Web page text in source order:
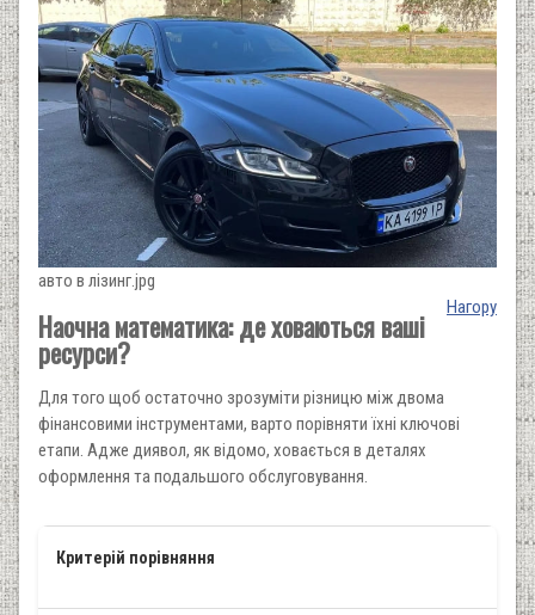
авто в лізинг.jpg
Нагору
Наочна математика: де ховаються ваші
ресурси?
Для того щоб остаточно зрозуміти різницю між двома
фінансовими інструментами, варто порівняти їхні ключові
етапи. Адже диявол, як відомо, ховається в деталях
оформлення та подальшого обслуговування.
Критерій порівняння